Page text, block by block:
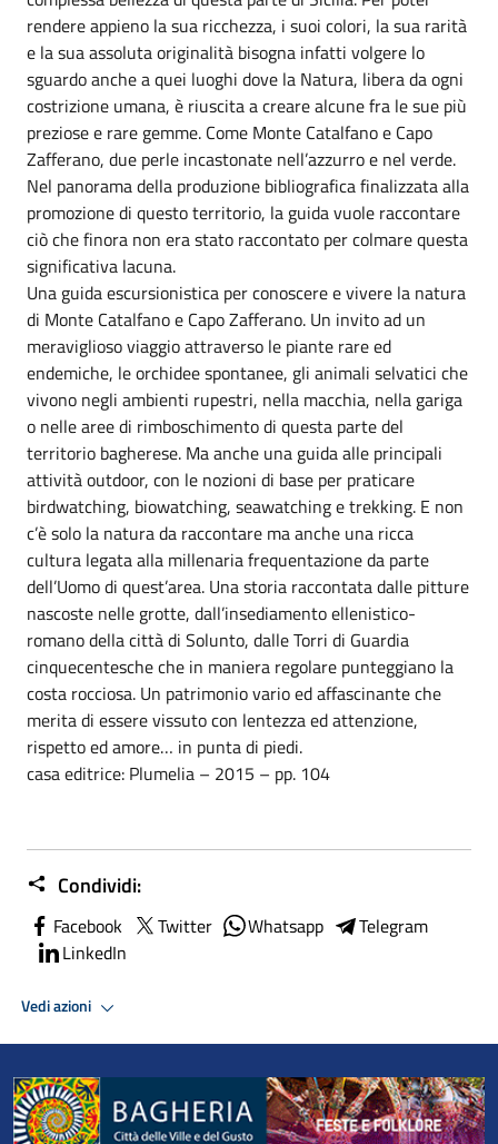
rendere appieno la sua ricchezza, i suoi colori, la sua rarità
e la sua assoluta originalità bisogna infatti volgere lo
sguardo anche a quei luoghi dove la Natura, libera da ogni
costrizione umana, è riuscita a creare alcune fra le sue più
preziose e rare gemme. Come Monte Catalfano e Capo
Zafferano, due perle incastonate nell’azzurro e nel verde.
Nel panorama della produzione bibliografica finalizzata alla
promozione di questo territorio, la guida vuole raccontare
ciò che finora non era stato raccontato per colmare questa
significativa lacuna.
Una guida escursionistica per conoscere e vivere la natura
di Monte Catalfano e Capo Zafferano. Un invito ad un
meraviglioso viaggio attraverso le piante rare ed
endemiche, le orchidee spontanee, gli animali selvatici che
vivono negli ambienti rupestri, nella macchia, nella gariga
o nelle aree di rimboschimento di questa parte del
territorio bagherese. Ma anche una guida alle principali
attività outdoor, con le nozioni di base per praticare
birdwatching, biowatching, seawatching e trekking. E non
c’è solo la natura da raccontare ma anche una ricca
cultura legata alla millenaria frequentazione da parte
dell’Uomo di quest’area. Una storia raccontata dalle pitture
nascoste nelle grotte, dall’insediamento ellenistico-
romano della città di Solunto, dalle Torri di Guardia
cinquecentesche che in maniera regolare punteggiano la
costa rocciosa. Un patrimonio vario ed affascinante che
merita di essere vissuto con lentezza ed attenzione,
rispetto ed amore… in punta di piedi.
casa editrice: Plumelia – 2015 – pp. 104
Condividi:
Facebook Twitter Whatsapp
Telegram
LinkedIn
Vedi azioni